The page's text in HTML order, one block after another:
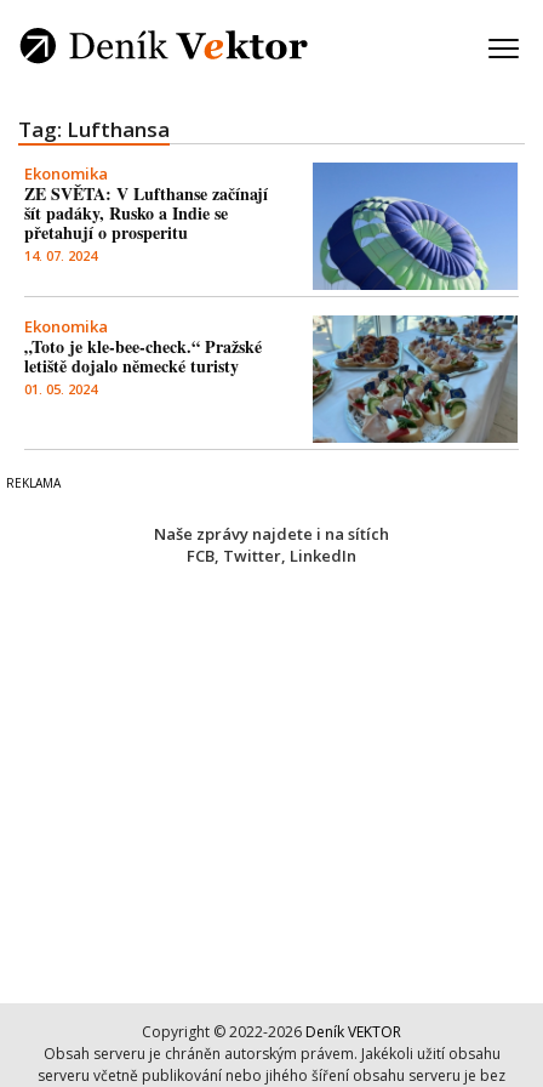
Tag: Lufthansa
Ekonomika
ZE SVĚTA: V Lufthanse začínají
šít padáky, Rusko a Indie se
přetahují o prosperitu
14. 07. 2024
Ekonomika
„Toto je kle-bee-check.“ Pražské
letiště dojalo německé turisty
01. 05. 2024
Naše zprávy najdete i na sítích
FCB, Twitter, LinkedIn
Copyright © 2022-2026 Deník VEKTOR
Obsah serveru je chráněn autorským právem. Jakékoli užití obsahu
serveru včetně publikování nebo jihého šíření obsahu serveru je bez